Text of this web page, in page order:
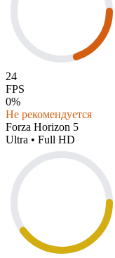
24
FPS
0%
Не рекомендуется
Forza Horizon 5
Ultra • Full HD